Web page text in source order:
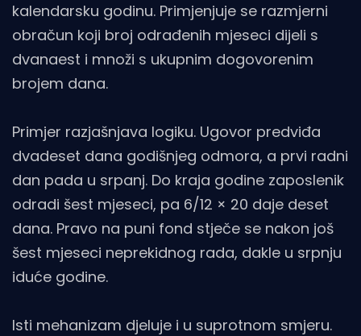
kalendarsku godinu. Primjenjuje se razmjerni
obračun koji broj odrađenih mjeseci dijeli s
dvanaest i množi s ukupnim dogovorenim
brojem dana.
Primjer razjašnjava logiku. Ugovor predviđa
dvadeset dana godišnjeg odmora, a prvi radni
dan pada u srpanj. Do kraja godine zaposlenik
odradi šest mjeseci, pa 6/12 × 20 daje deset
dana. Pravo na puni fond stječe se nakon još
šest mjeseci neprekidnog rada, dakle u srpnju
iduće godine.
Isti mehanizam djeluje i u suprotnom smjeru.